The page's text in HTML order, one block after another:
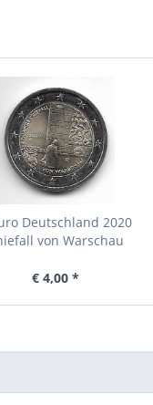
Deutschland 2020
von Warschau
€ 4,00 *